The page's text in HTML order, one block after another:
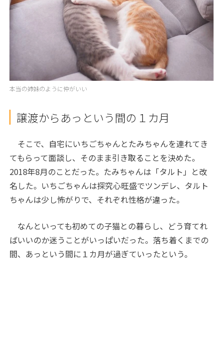
本当の姉妹のように仲がいい
譲渡からあっという間の１カ月
そこで、自宅にいちごちゃんとたみちゃんを連れてき
てもらって面談し、そのまま引き取ることを決めた。
2018年8月のことだった。たみちゃんは「タルト」と改
名した。いちごちゃんは探究心旺盛でツンデレ、タルト
ちゃんは少し怖がりで、それぞれ性格が違った。
なんといっても初めての子猫との暮らし、どう育てれ
ばいいのか迷うことがいっぱいだった。落ち着くまでの
間、あっという間に１カ月が過ぎていったという。